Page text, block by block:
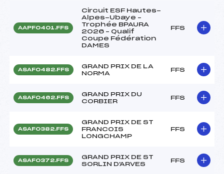
AAPF0401.FFS
Circuit ESF Hautes-
Alpes-Ubaye –
Trophée BPAURA
2026 – Qualif
Coupe Fédération
DAMES
FFS
ASAF0482.FFS
GRAND PRIX DE LA
NORMA
FFS
ASAF0462.FFS
GRAND PRIX DU
CORBIER
FFS
ASAF0382.FFS
GRAND PRIX DE ST
FRANCOIS
LONGCHAMP
FFS
ASAF0372.FFS
GRAND PRIX DE ST
SORLIN D'ARVES
FFS